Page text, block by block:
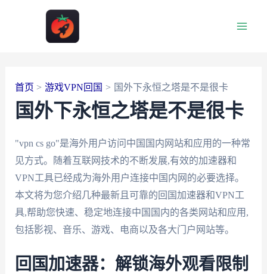
首页 游戏VPN回国 国外下永恒之塔是不是很卡
国外下永恒之塔是不是很卡
"vpn cs go"是海外用户访问中国国内网站和应用的一种常
见方式。随着互联网技术的不断发展,有效的加速器和
VPN工具已经成为海外用户连接中国内网的必要选择。
本文将为您介绍几种最新且可靠的回国加速器和VPN工
具,帮助您快速、稳定地连接中国国内的各类网站和应用,
包括影视、音乐、游戏、电商以及各大门户网站等。
回国加速器：解锁海外观看限制